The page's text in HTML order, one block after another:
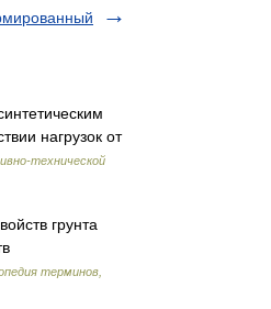
нагрузок от
технической
грунта
терминов,